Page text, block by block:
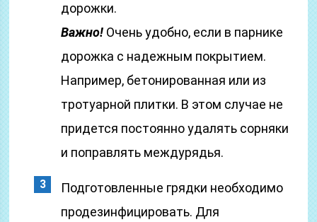
дорожки.
Важно! Очень удобно, если в парнике
дорожка с надежным покрытием.
Например, бетонированная или из
тротуарной плитки. В этом случае не
придется постоянно удалять сорняки
и поправлять междурядья.
Подготовленные грядки необходимо
продезинфицировать. Для